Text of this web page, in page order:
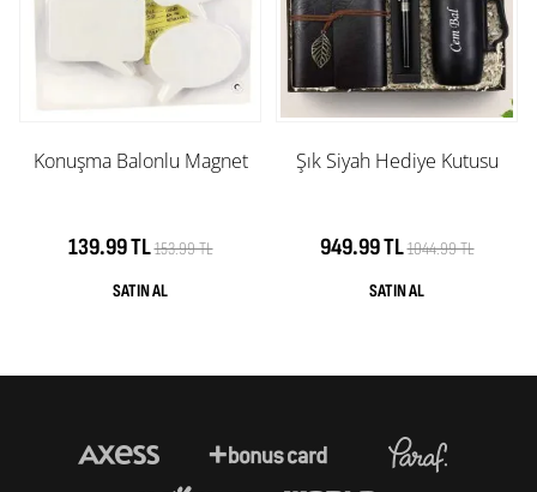
Konuşma Balonlu Magnet
139.99 TL153.99 TL
Şık Siyah Hediye Kutusu
949.99 TL1044.99 TL